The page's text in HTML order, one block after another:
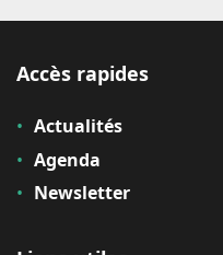
Accès rapides
Actualités
Agenda
Newsletter